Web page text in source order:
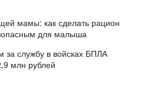
мамы: как сделать рацион
для малыша
за службу в войсках БПЛА
млн рублей